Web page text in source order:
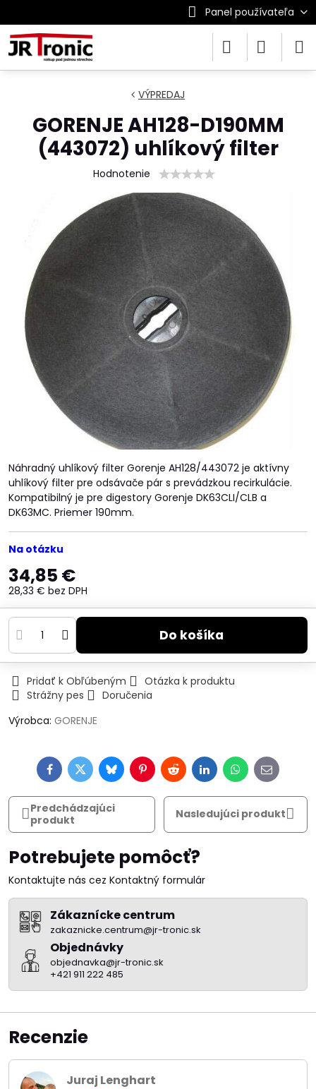
Panel používateľa
VÝPREDAJ
GORENJE AH128-D190MM
(443072) uhlíkový filter
Hodnotenie
Náhradný uhlíkový filter Gorenje AH128/443072 je aktívny
uhlíkový filter pre odsávače pár s prevádzkou recirkulácie.
Kompatibilný je pre digestory Gorenje DK63CLI/CLB a
DK63MC. Priemer 190mm.
Na otázku
34,85 €
28,33 € bez DPH
Do košíka
Pridať k Obľúbeným
Otázka k produktu
Strážny pes
Doručenia
Výrobca: GORENJE
FacebookTwitterBlueskyPinterestRedditLinkedInWhatsApp
E-
mail
Predchádzajúci
produkt
Nasledujúci produkt
Potrebujete pomôcť?
Kontaktujte nás cez Kontaktný formulár
Zákaznícke centrum
zakaznicke.centrum@jr-tronic.sk
Objednávky
objednavka@jr-tronic.sk
+421 911 222 485
Recenzie
Juraj Lenghart